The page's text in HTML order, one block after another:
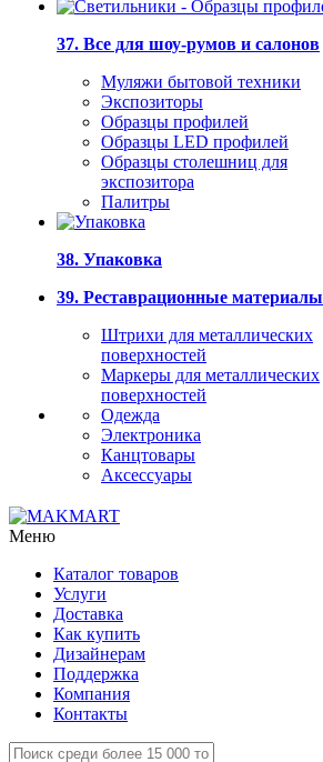
37. Все для шоу-румов и салонов
Муляжи бытовой техники
Экспозиторы
Образцы профилей
Образцы LED профилей
Образцы столешниц для
экспозитора
Палитры
38. Упаковка
39. Реставрационные материалы
Штрихи для металлических
поверхностей
Маркеры для металлических
поверхностей
Одежда
Электроника
Канцтовары
Аксессуары
Меню
Каталог товаров
Услуги
Доставка
Как купить
Дизайнерам
Поддержка
Компания
Контакты